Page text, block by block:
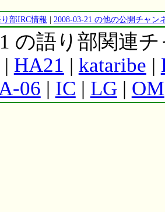
部IRC情報 | 2008-03-21 の他の公開チャン
の語り部関連
| HA21 | kataribe |
06 | IC | LG| OM